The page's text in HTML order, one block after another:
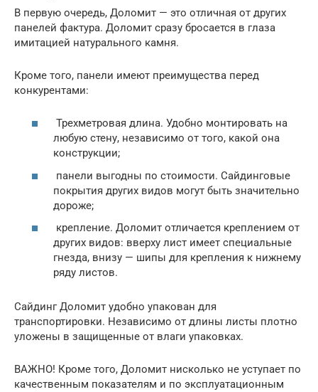
В первую очередь, Доломит — это отличная от других
панелей фактура. Доломит сразу бросается в глаза
имитацией натурального камня.
Кроме того, панели имеют преимущества перед
конкурентами:
Трехметровая длина. Удобно монтировать на
любую стену, независимо от того, какой она
конструкции;
панели выгодны по стоимости. Сайдинговые
покрытия других видов могут быть значительно
дороже;
крепление. Доломит отличается креплением от
других видов: вверху лист имеет специальные
гнезда, внизу — шипы для крепления к нижнему
ряду листов.
Сайдинг Доломит удобно упакован для
транспортировки. Независимо от длины листы плотно
уложены в защищенные от влаги упаковках.
ВАЖНО! Кроме того, Доломит нисколько не уступает по
качественным показателям и по эксплуатационным